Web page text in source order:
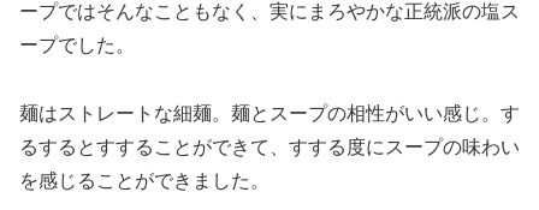
ープではそんなこともなく、実にまろやかな正統派の塩ス
ープでした。
麺はストレートな細麺。麺とスープの相性がいい感じ。す
るするとすすることができて、すする度にスープの味わい
を感じることができました。